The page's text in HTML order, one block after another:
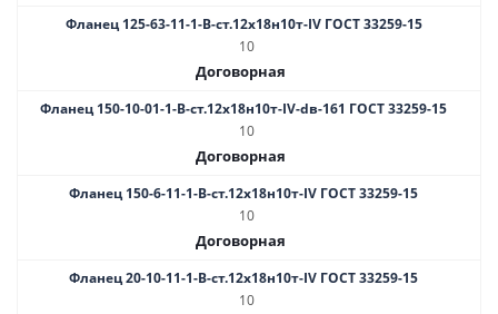
Фланец 125-63-11-1-B-ст.12х18н10т-IV ГОСТ 33259-15
10
Договорная
Фланец 150-10-01-1-В-ст.12х18н10т-IV-dв-161 ГОСТ 33259-15
10
Договорная
Фланец 150-6-11-1-B-ст.12х18н10т-IV ГОСТ 33259-15
10
Договорная
Фланец 20-10-11-1-B-ст.12х18н10т-IV ГОСТ 33259-15
10